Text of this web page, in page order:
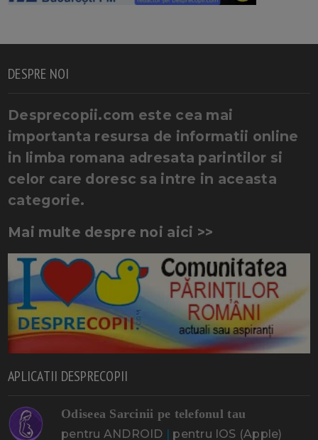
DESPRE NOI
Desprecopii.com este cea mai
importanta resursa de informatii online
in limba romana adresata parintilor si
celor care doresc sa intre in aceasta
categorie.
Mai multe despre noi aici >>
APLICATII DESPRECOPII
Odiseea Sarcinii pe telefonul tau
pentru ANDROID | pentru IOS (Apple)